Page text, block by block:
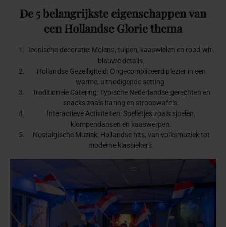
De 5belangrijkste eigenschappenvan
een Hollandse Gloriethema
Iconische decoratie: Molens, tulpen, kaaswielen en rood-wit-
blauwe details.
Hollandse Gezelligheid: Ongecompliceerd plezier in een
warme, uitnodigende setting.
Traditionele Catering: Typische Nederlandse gerechten en
snacks zoals haring en stroopwafels.
Interactieve Activiteiten: Spelletjes zoals sjoelen,
klompendansen en kaaswerpen.
Nostalgische Muziek: Hollandse hits, van volksmuziek tot
moderne klassiekers.